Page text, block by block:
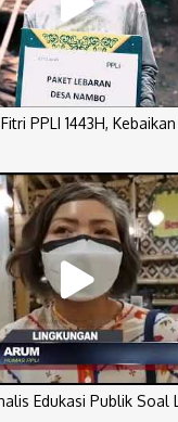
PPLI 1443H,
Edukasi Publik Soal